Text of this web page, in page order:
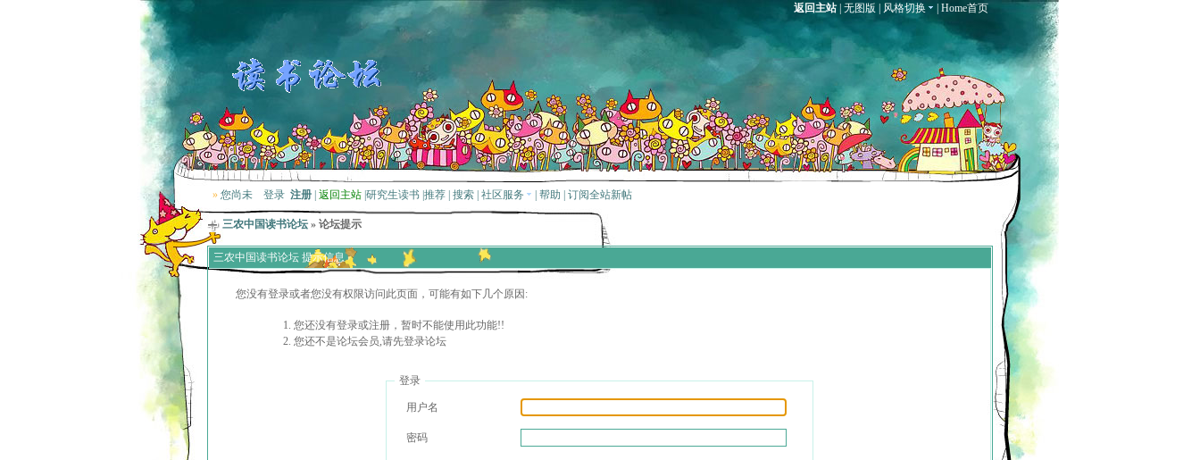
返回主站| 无图版 风格切换 Home首页
» 您尚未 登录 注册 返回主站 研究生读书 推荐 搜索 社区服务 帮助 订阅全站新帖
三农中国读书论坛 » 论坛提示
三农中国读书论坛 提示信息
您没有登录或者您没有权限访问此页面，可能有如下几个原因:
您还没有登录或注册，暂时不能使用此功能!!
您还不是论坛会员,请先登录论坛
登录
用户名
密码